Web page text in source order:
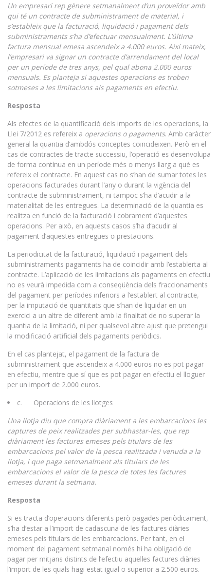
Un empresari rep gènere setmanalment d’un proveïdor amb
qui té un contracte de subministrament de material, i
s’estableix que la facturació, liquidació i pagament dels
subministraments s’ha d’efectuar mensualment. L’última
factura mensual emesa ascendeix a 4.000 euros. Així mateix,
l’empresari va signar un contracte d’arrendament del local
per un període de tres anys, pel qual abona 2.000 euros
mensuals. Es planteja si aquestes operacions es troben
sotmeses a les limitacions als pagaments en efectiu.
Resposta
Als efectes de la quantificació dels imports de les operacions, la
Llei 7/2012 es refereix a operacions o pagaments. Amb caràcter
general la quantia d’ambdós conceptes coincideixen. Però en el
cas de contractes de tracte successiu, l’operació es desenvolupa
de forma contínua en un període més o menys llarg a què es
refereix el contracte. En aquest cas no s’han de sumar totes les
operacions facturades durant l’any o durant la vigència del
contracte de subministrament, ni tampoc s’ha d’acudir a la
materialitat de les entregues. La determinació de la quantia es
realitza en funció de la facturació i cobrament d’aquestes
operacions. Per això, en aquests casos s’ha d’acudir al
pagament d’aquestes entregues o prestacions.
La periodicitat de la facturació, liquidació i pagament dels
subministraments pagaments ha de coincidir amb l’establerta al
contracte. L’aplicació de les limitacions als pagaments en efectiu
no es veurà impedida com a conseqüència dels fraccionaments
del pagament per períodes inferiors a l’establert al contracte,
per la imputació de quantitats que s’han de liquidar en un
exercici a un altre de diferent amb la finalitat de no superar la
quantia de la limitació, ni per qualsevol altre ajust que pretengui
la modificació artificial dels pagaments periòdics.
En el cas plantejat, el pagament de la factura de
subministrament que ascendeix a 4.000 euros no es pot pagar
en efectiu, mentre que sí que es pot pagar en efectiu el lloguer
per un import de 2.000 euros.
c. Operacions de les llotges
Una llotja diu que compra diàriament a les embarcacions les
captures de peix realitzades per subhastar-les, que rep
diàriament les factures emeses pels titulars de les
embarcacions pel valor de la pesca realitzada i venuda a la
llotja, i que paga setmanalment als titulars de les
embarcacions el valor de la pesca de totes les factures
emeses durant la setmana.
Resposta
Si es tracta d’operacions diferents però pagades periòdicament,
s’ha d’estar a l’import de cadascuna de les factures diàries
emeses pels titulars de les embarcacions. Per tant, en el
moment del pagament setmanal només hi ha obligació de
pagar per mitjans distints de l’efectiu aquelles factures diàries
l’import de les quals hagi estat igual o superior a 2.500 euros.